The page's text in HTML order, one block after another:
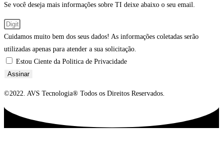
Se você deseja mais informações sobre TI deixe abaixo o seu email.
Cuidamos muito bem dos seus dados! As informações coletadas serão
utilizadas apenas para atender a sua solicitação.
Estou Ciente da Politica de Privacidade
Assinar
©2022. AVS Tecnologia® Todos os Direitos Reservados.